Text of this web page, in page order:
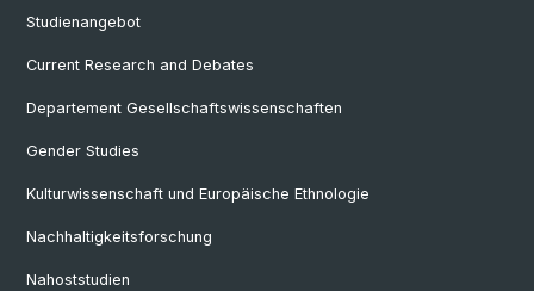
Studienangebot
Current Research and Debates
Departement Gesellschaftswissenschaften
Gender Studies
Kulturwissenschaft und Europäische Ethnologie
Nachhaltigkeitsforschung
Nahoststudien